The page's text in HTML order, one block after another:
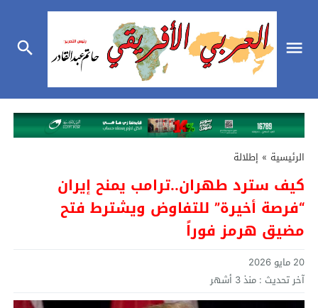
الرئيسية » إطلالة
كيف سترد طهران..ترامب يمنح إيران
“فرصة أخيرة” للتفاوض ويشترط فتح
مضيق هرمز فوراً
20 مايو 2026
آخر تحديث : منذ 3 أشهر